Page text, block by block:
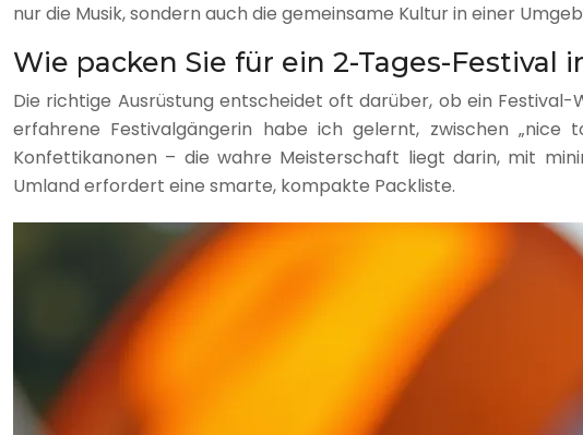
nur die Musik, sondern auch die gemeinsame Kultur in einer
Wie packen Sie für ein 2-Tages-
Die richtige Ausrüstung entscheidet oft darüber, ob ein
erfahrene Festivalgängerin habe ich gelernt, zwischen „nice
Konfettikanonen – die wahre Meisterschaft liegt darin, mit
Umland erfordert eine smarte, kompakte Packliste.